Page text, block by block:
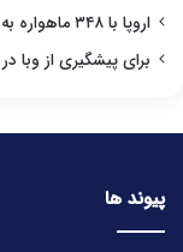
اروپا با ۳۴۸ ماهواره به جنگ انحصار استارلینک می‌رود
برای پیشگیری از وبا
پیوند ها